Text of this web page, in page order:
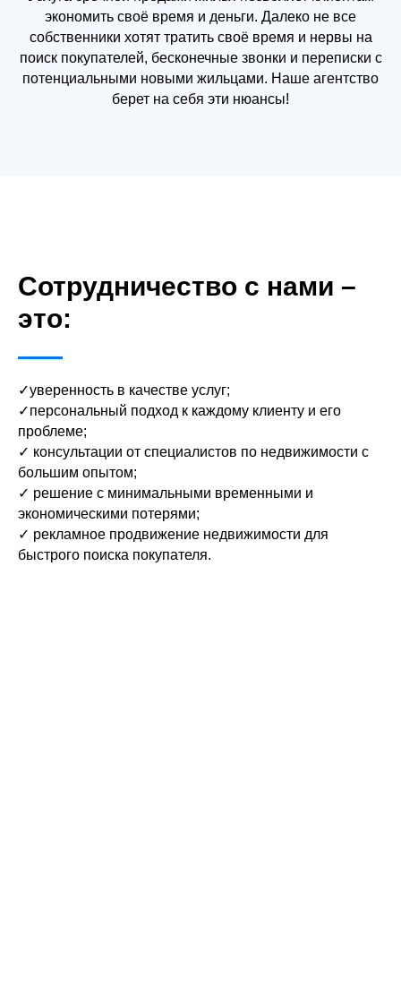
экономить своё время и деньги. Далеко не все
собственники хотят тратить своё время и нервы на
поиск покупателей, бесконечные звонки и переписки с
потенциальными новыми жильцами. Наше агентство
берет на себя эти нюансы!
Сотрудничество с нами –
это:
✓уверенность в качестве услуг;
✓персональный подход к каждому клиенту и его
проблеме;
✓ консультации от специалистов по недвижимости с
большим опытом;
✓ решение с минимальными временными и
экономическими потерями;
✓ рекламное продвижение недвижимости для
быстрого поиска покупателя.